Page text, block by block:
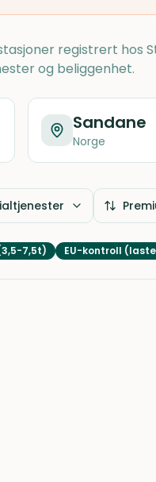
registrert hos
og beliggenhet.
Sandane
Norge
7,5t) EU-kontroll